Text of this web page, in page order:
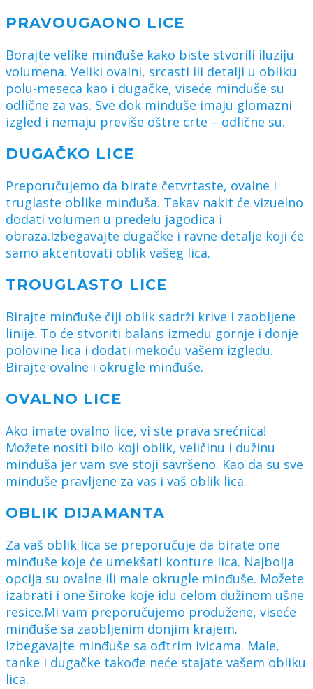
PRAVOUGAONO LICE
Borajte velike minđuše kako biste stvorili iluziju
volumena. Veliki ovalni, srcasti ili detalji u obliku
polu-meseca kao i dugačke, viseće minđuše su
odlične za vas. Sve dok minđuše imaju glomazni
izgled i nemaju previše oštre crte – odlične su.
DUGAČKO LICE
Preporučujemo da birate četvrtaste, ovalne i
truglaste oblike minđuša. Takav nakit će vizuelno
dodati volumen u predelu jagodica i
obraza.Izbegavajte dugačke i ravne detalje koji će
samo akcentovati oblik vašeg lica.
TROUGLASTO LICE
Birajte minđuše čiji oblik sadrži krive i zaobljene
linije. To će stvoriti balans između gornje i donje
polovine lica i dodati mekoću vašem izgledu.
Birajte ovalne i okrugle minđuše.
OVALNO LICE
Ako imate ovalno lice, vi ste prava srećnica!
Možete nositi bilo koji oblik, veličinu i dužinu
minđuša jer vam sve stoji savršeno. Kao da su sve
minđuše pravljene za vas i vaš oblik lica.
OBLIK DIJAMANTA
Za vaš oblik lica se preporučuje da birate one
minđuše koje će umekšati konture lica. Najbolja
opcija su ovalne ili male okrugle minđuše. Možete
izabrati i one široke koje idu celom dužinom ušne
resice.Mi vam preporučujemo produžene, viseće
minđuše sa zaobljenim donjim krajem.
Izbegavajte minđuše sa ođtrim ivicama. Male,
tanke i dugačke takođe neće stajate vašem obliku
lica.